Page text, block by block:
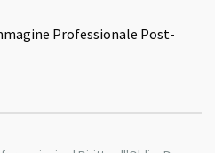
Professionale Post-